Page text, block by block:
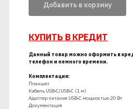
Добавить в корзину
КУПИТЬ В КРЕДИТ
Данный товар можно оформить в
телефон и немного времени.
Комплектация:
Планшет
Кабель USB‑C/USB‑C (1 м)
Адаптер питания USB‑C мощностью 20 Вт
Документация